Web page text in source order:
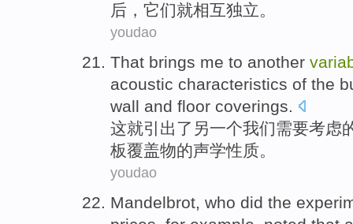
后 ， 它们就相互独立。
youdao
That brings me to another
acoustic characteristics of the
wall and floor coverings.
这就引出了 另一个我们需要考虑
板覆盖物的声学性质。
youdao
Mandelbrot, who did the